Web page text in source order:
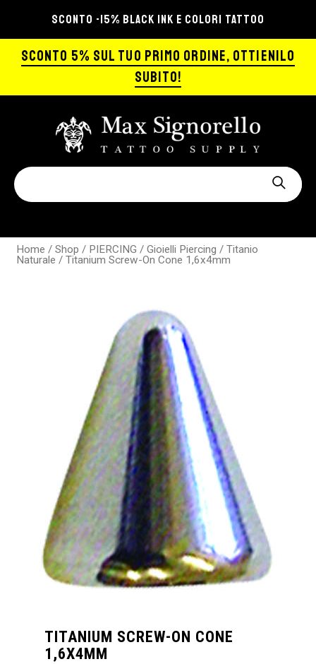
SCONTO -15% BLACK INK E COLORI TATTOO
SCONTO 5% SUL TUO PRIMO ORDINE, OTTIENILO
SUBITO!
Home /Shop / PIERCING /Gioielli Piercing /Titanio
Naturale / Titanium Screw-On Cone 1,6x4mm
TITANIUM SCREW-ON CONE
1,6X4MM